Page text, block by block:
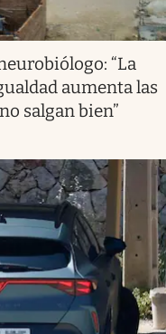
“La
aumenta las
salgan bien”